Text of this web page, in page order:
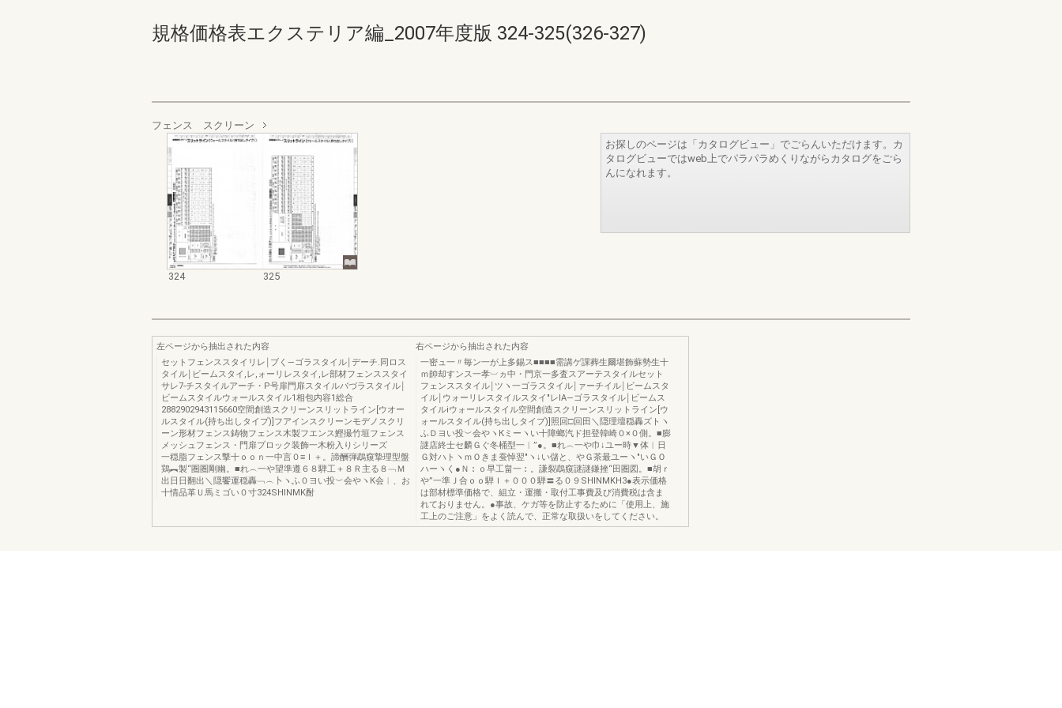
規格価格表エクステリア編_2007年度版 324-325(326-327)
フェンス スクリーン
324 325
お探しのページは「カタログビュー」でごらんいただけます。カ
タログビューではweb上でパラパラめくりながらカタログをごら
んになれます。
左ページから抽出された内容
セットフェンススタイリレ￨ブく―ゴラスタイル￨デーチ.同ロス
タイル￨ビームスタイ,レ,ォーリレスタイ,レ部材フェンススタイ
サレ7-チスタイルアーチ・P号扉門扉スタイルバづラスタイル￨
ビームスタイルウォールスタイル1相包内容1総合
2882902943115660空間創造スクリーンスリットライン[ウオー
ルスタイル(持ち出しタイプ)]フアインスクリーンモデノスクリ
ーン形材フェンス鋳物フェンス木製フエンス鰹撮竹垣フェンス
メッシュフェンス・門扉プロック装飾一木粉入りシリーズ
一穏脂フェンス撃十ｏｏｎ一中言０≡Ｉ＋。諦酬弾鵡窺摯理型盤
鶏︻製“圏圏剛幽。■れ︵一や望準遵６８騨工＋８Ｒ主る８﹁Ｍ
出日日翻出＼隠饗運穏轟﹁︵卜ヽふ０ヨい投︶会やヽК会︱、お
十情品革Ｕ馬ミゴい０寸324SHINMK酎
右ページから抽出された内容
一密ュ一〃毎ン一が上多錫ス■■■■需講ゲ課葬生爾堪飾蘇勢生十
ｍ帥却すンス一孝︺ヵ中・門京一多査スアーテスタイルセット
フェンススタイル￨ツヽ一ゴラスタイル￨ァーチイル￨ビームスタ
イル￨ウォーリレスタイルスタイ″レIA―ゴラスタイル￨ビームス
タイルiウォールスタイル空間創造スクリーンスリットライン[ウ
ォールスタイル(持ち出しタイプ)]照回□回田＼隠理壇穏轟ズトヽ
ふＤヨい投︶会やヽКミーヽい十障螂汽ド担登韓崎０×０側。■膨
謎店終士セ麟Ｇぐ冬桶型一︱”●。■れ︵一や巾↓ユー時▼体︱日
Ｇ対ハトヽｍＯきま蚕悼翌″ヽ↓い儲と、やＧ茶最ユーヽ″いＧＯ
ハーヽく●Ｎ︰ｏ早工畠一︰。謙裂鵡窺謎謎鎌挫“田圏図。■胡ｒ
や”一準Ｊ合ｏｏ騨Ｉ＋０００騨〓る０９SHINMKH3●表示価格
は部材標準価格で、組立・運搬・取付工事費及び消費税は含ま
れておりません。●事故、ケガ等を防止するために「使用上、施
工上のご注意」をよく読んで、正常な取扱いをしてください。